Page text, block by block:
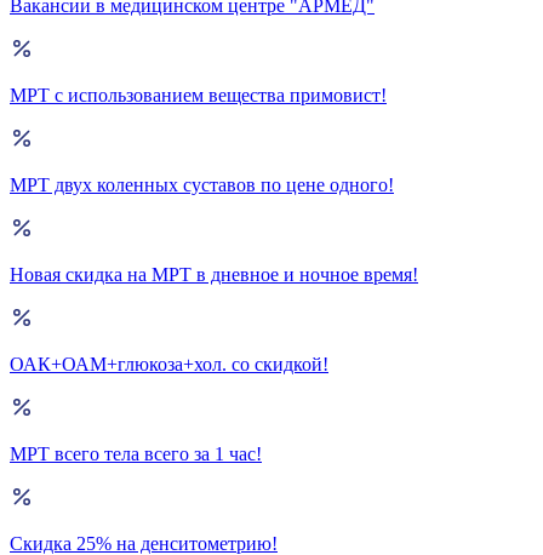
Вакансии в медицинском центре "АРМЕД"
МРТ с использованием вещества примовист!
МРТ двух коленных суставов по цене одного!
Новая скидка на МРТ в дневное и ночное время!
ОАК+ОАМ+глюкоза+хол. со скидкой!
МРТ всего тела всего за 1 час!
Скидка 25% на денситометрию!